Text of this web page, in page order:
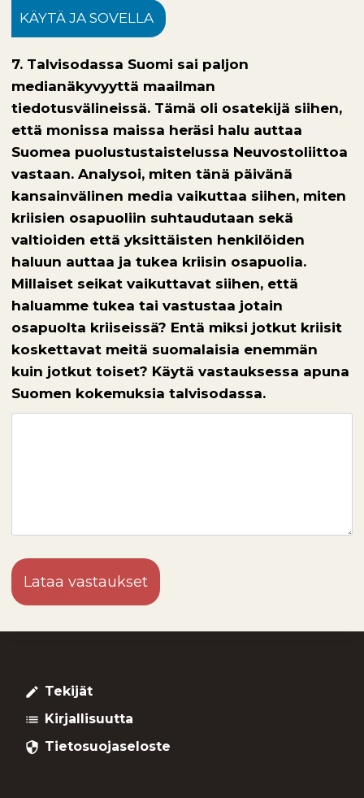
KÄYTÄ JA SOVELLA
7. Talvisodassa Suomi sai paljon
medianäkyvyyttä maailman
tiedotusvälineissä. Tämä oli osatekijä siihen,
että monissa maissa heräsi halu auttaa
Suomea puolustustaistelussa Neuvostoliittoa
vastaan. Analysoi, miten tänä päivänä
kansainvälinen media vaikuttaa siihen, miten
kriisien osapuoliin suhtaudutaan sekä
valtioiden että yksittäisten henkilöiden
haluun auttaa ja tukea kriisin osapuolia.
Millaiset seikat vaikuttavat siihen, että
haluamme tukea tai vastustaa jotain
osapuolta kriiseissä? Entä miksi jotkut kriisit
koskettavat meitä suomalaisia enemmän
kuin jotkut toiset? Käytä vastauksessa apuna
Suomen kokemuksia talvisodassa.
Lataa vastaukset
create Tekijät
list Kirjallisuutta
security Tietosuojaseloste